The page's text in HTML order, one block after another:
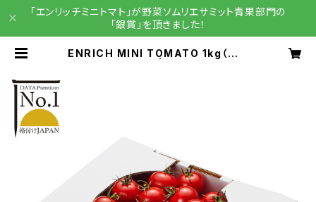
「エンリッチミニトマト」が野菜ソムリエサミット青果部門の
「銀賞」を頂きました！
ENRICH MINI TOMATO 1kg（エン